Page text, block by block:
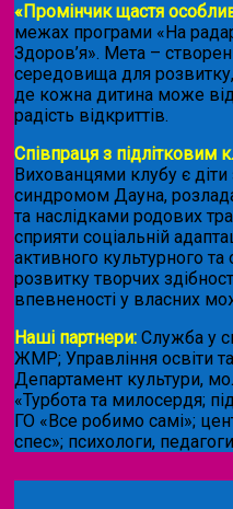
«Промінчик щастя
межах програми «На
Здоров’я». Мета –
середовища для розвитку,
де кожна дитина може
радість відкриттів.
Співпраця з підлітковим
Вихованцями клубу є діти
синдромом Дауна,
та наслідками родових
сприяти соціальній
активного культурного та
розвитку творчих
впевненості у власних
Наші партнери: Служба у
ЖМР; Управління освіти
Департамент культури,
«Турбота та милосердя;
ГО «Все робимо самі»;
спес»; психологи,